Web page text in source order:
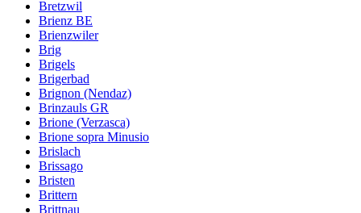
Bretzwil
Brienz BE
Brienzwiler
Brig
Brigels
Brigerbad
Brignon (Nendaz)
Brinzauls GR
Brione (Verzasca)
Brione sopra Minusio
Brislach
Brissago
Bristen
Brittern
Brittnau